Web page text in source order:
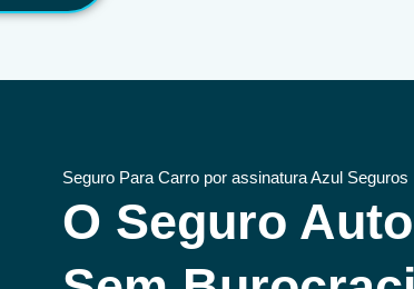
Seguro Para Carro por assinatura Azul Seguros
O Seguro